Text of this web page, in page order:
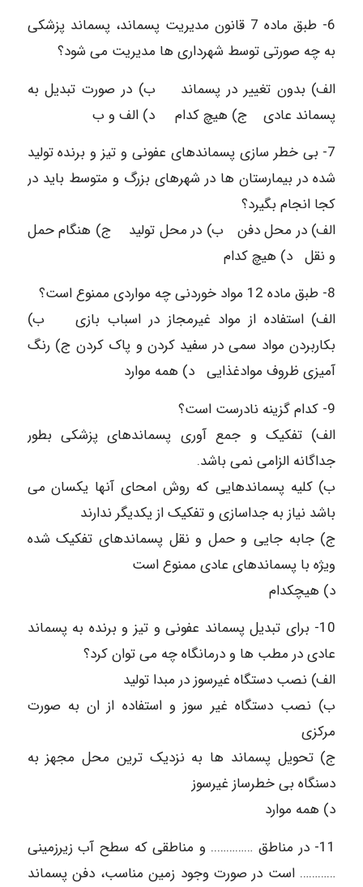
6- طبق ماده 7 قانون مدیریت پسماند، پسماند پزشکی
به چه صورتی توسط شهرداری ها مدیریت می شود؟
الف) بدون تغییر در پسماند ب) در صورت تبدیل به
پسماند عادی ج) هیچ کدام د) الف و ب
7- بی خطر سازی پسماندهای عفونی و تیز و برنده تولید
شده در بیمارستان ها در شهرهای بزرگ و متوسط باید در
کجا انجام بگیرد؟
الف) در محل دفن ب) در محل تولید ج) هنگام حمل
و نقل د) هیچ کدام
8- طبق ماده 12 مواد خوردنی چه مواردی ممنوع است؟
الف) استفاده از مواد غیرمجاز در اسباب بازی ب)
بکاربردن مواد سمی در سفید کردن و پاک کردن ج) رنگ
آمیزی ظروف موادغذایی د) همه موارد
9- کدام گزینه نادرست است؟
الف) تفکیک و جمع آوری پسماندهای پزشکی بطور
جداگانه الزامی نمی باشد.
ب) کلیه پسماندهایی که روش امحای آنها یکسان می
باشد نیاز به جداسازی و تفکیک از یکدیگر ندارند
ج) جابه جایی و حمل و نقل پسماندهای تفکیک شده
ویژه با پسماندهای عادی ممنوع است
د) هیچکدام
10- برای تبدیل پسماند عفونی و تیز و برنده به پسماند
عادی در مطب ها و درمانگاه چه می توان کرد؟
الف) نصب دستگاه غیرسوز در مبدا تولید
ب) نصب دستگاه غیر سوز و استفاده از ان به صورت
مرکزی
ج) تحویل پسماند ها به نزدیک ترین محل مجهز به
دسنگاه بی خطرساز غیرسوز
د) همه موارد
11- در مناطق ………….. و مناطقی که سطح آب زیرزمینی
………… است در صورت وجود زمین مناسب، دفن پسماند